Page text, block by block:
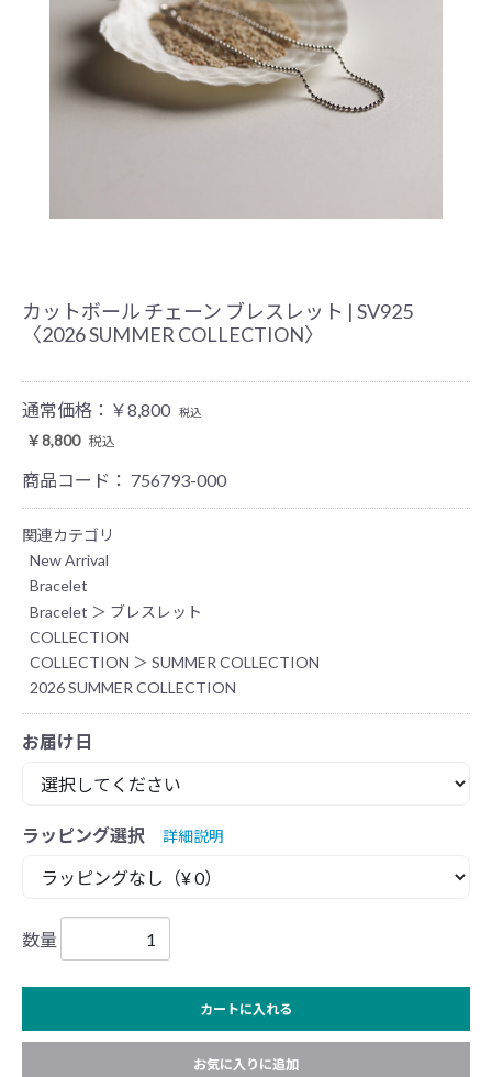
カットボール チェーン ブレスレット | SV925
〈2026 SUMMER COLLECTION〉
通常価格： ￥8,800 税込
￥8,800 税込
商品コード： 756793-000
関連カテゴリ
New Arrival
Bracelet
Bracelet ＞ ブレスレット
COLLECTION
COLLECTION ＞ SUMMER COLLECTION
2026 SUMMER COLLECTION
お届け日
ラッピング選択 詳細説明
数量
カートに入れる
お気に入りに追加